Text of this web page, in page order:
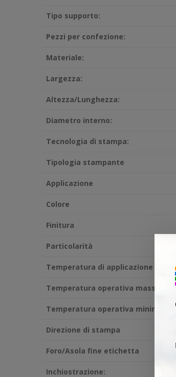
Tipo supporto:
Pezzi per confezione:
Materiale:
Largezza:
Altezza/Lunghezza:
Diametro interno:
Tecnologia di stampa:
Tipologia stampante
Applicazione
Colore
Finitura
Particolarità
Temperatura di applicazione
Temperatura operativa massima
Temperatura operativa minima
Direzione di stampa
Foro/Asola fine etichetta
Inchiostrazione: